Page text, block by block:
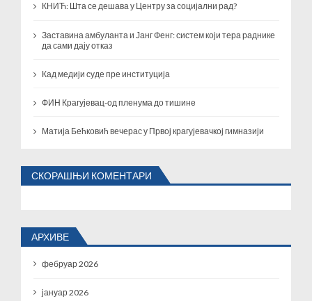
КНИЋ: Шта се дешава у Центру за социјални рад?
Заставина амбуланта и Јанг Фенг: систем који тера раднике
да сами дају отказ
Кад медији суде пре институција
ФИН Крагујевац-од пленума до тишине
Матија Бећковић вечерас у Првој крагујевачкој гимназији
СКОРАШЊИ КОМЕНТАРИ
АРХИВЕ
фебруар 2026
јануар 2026